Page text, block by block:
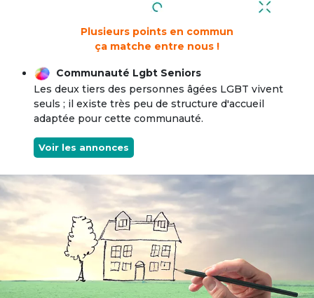
Plusieurs points en commun
ça matche entre nous !
Communauté Lgbt Seniors
Les deux tiers des personnes âgées LGBT vivent
seuls ; il existe très peu de structure d'accueil
adaptée pour cette communauté.
Voir les annonces